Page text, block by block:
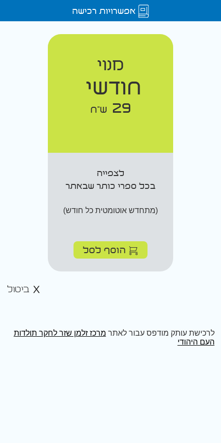
אפשרויות רכישה
מנוי
חודשי
29 ש"ח
לצפייה
בכל ספרי כותר שבאתר
(מתחדש אוטומטית כל חודש)
הוסף לסל
ביטול
לרכישת עותק מודפס עבור לאתר מרכז זלמן שזר לחקר תולדות
העם היהודי